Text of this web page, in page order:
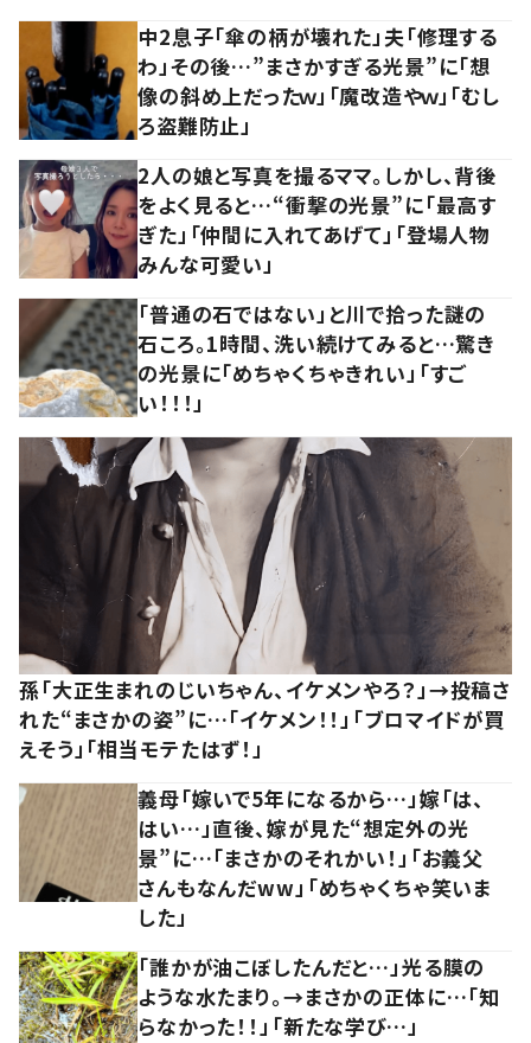
中2息子「傘の柄が壊れた」夫「修理する
わ」その後…”まさかすぎる光景”に「想
像の斜め上だったｗ」「魔改造やｗ」「むし
ろ盗難防止」
2人の娘と写真を撮るママ。しかし、背後
をよく見ると…“衝撃の光景”に「最高す
ぎた」「仲間に入れてあげて」「登場人物
みんな可愛い」
「普通の石ではない」と川で拾った謎の
石ころ。1時間、洗い続けてみると…驚き
の光景に「めちゃくちゃきれい」「すご
い！！！」
孫「大正生まれのじいちゃん、イケメンやろ？」→投稿さ
れた“まさかの姿”に…「イケメン！！」「ブロマイドが買
えそう」「相当モテたはず！」
義母「嫁いで5年になるから…」嫁「は、
はい…」直後、嫁が見た“想定外の光
景”に…「まさかのそれかい！」「お義父
さんもなんだww」「めちゃくちゃ笑いま
した」
「誰かが油こぼしたんだと…」光る膜の
ような水たまり。→まさかの正体に…「知
らなかった！！」「新たな学び…」